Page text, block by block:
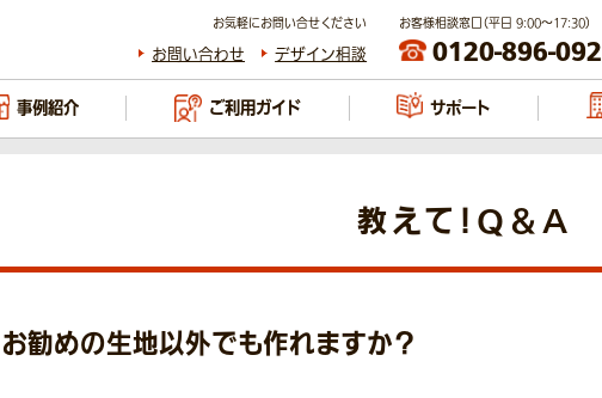
お気軽にお問い合せください
お問い合わせ デザイン相談
お客様相談窓口（平日 9:00～17:30）
0120-896-092
事例紹介 ご利用ガイド サポート
教えて！Q＆A
お勧めの生地以外でも作れますか？